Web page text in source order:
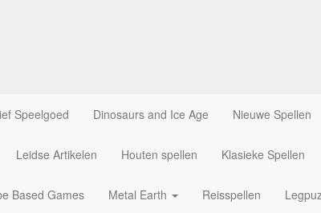
Speelgoed Dinosaurs and Ice Age Nieuwe Spellen
Leidse Artikelen Houten spellen Klasieke Spellen
Based Games Metal Earth Reisspellen